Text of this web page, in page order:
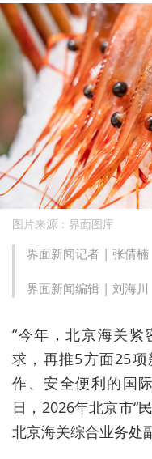
图片来源：界面图库
界面新闻记者 | 张倩楠
界面新闻编辑 | 刘海川
“今年，北京海关
求，再推5方面25
作、安全便利的国
日，2026年北京市“
北京海关综合业务处